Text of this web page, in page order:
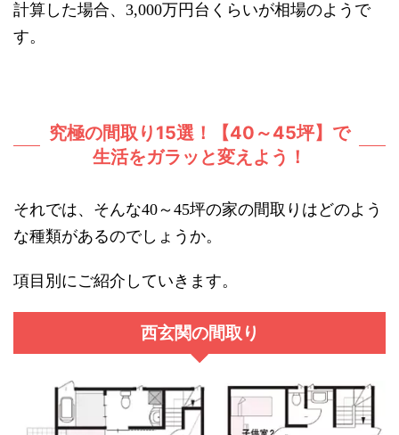
計算した場合、 3,000万円台くらいが相場のようで
す。
究極の間取り15選！【40～45坪】で
生活をガラッと変えよう！
それでは、そんな40～ 45坪の家の間取りはどのよう
な種類があるのでしょうか。
項目別にご紹介していきます。
西玄関の間取り